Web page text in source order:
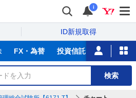
i
ID新規取得
FX・為替 投資信託 ニュース
検索